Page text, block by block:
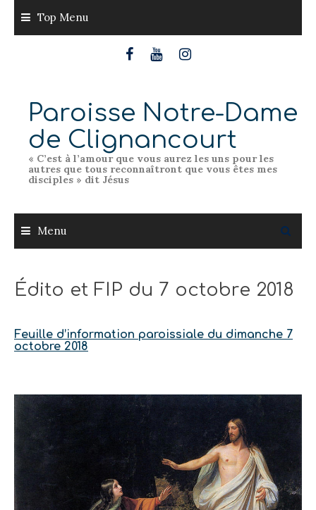
content
Top Menu
Paroisse Notre-Dame
de Clignancourt
« C’est à l’amour que vous aurez les uns pour les
autres que tous reconnaîtront que vous êtes mes
disciples » dit Jésus
Menu
Édito et FIP du 7 octobre 2018
Feuille d’information paroissiale du dimanche 7
octobre 2018